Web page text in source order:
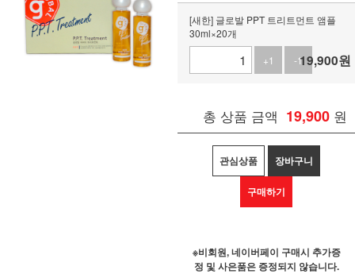
[새한] 글로발 PPT 트리트먼트 앰플
30ml×20개
+1
-119,900원
총 상품 금액 19,900 원
관심상품 장바구니
구매하기
※비회원, 네이버페이 구매시 추가증
정 및 사은품은 증정되지 않습니다.